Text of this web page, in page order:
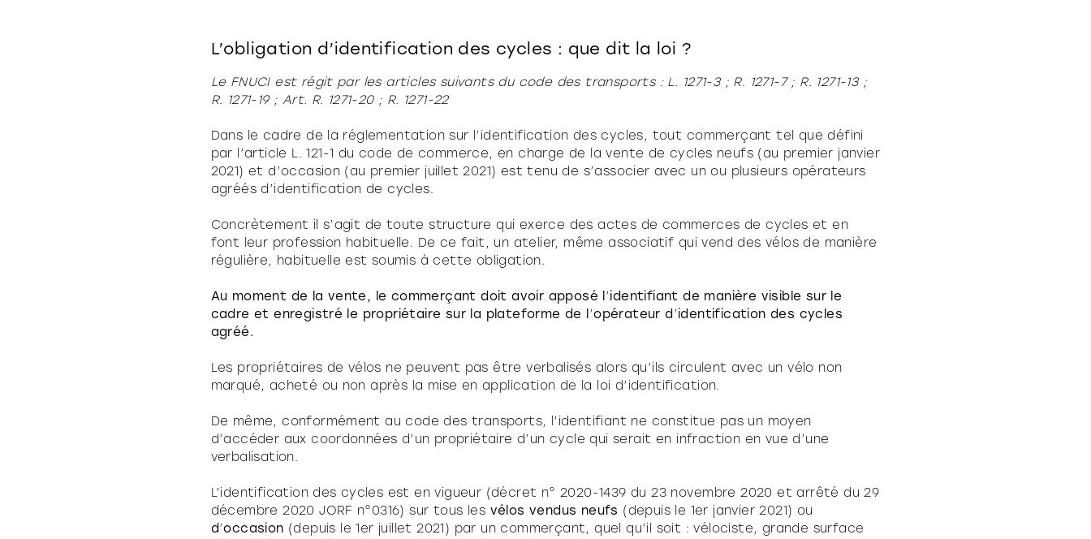
L’obligation d’identification des cycles : que dit la loi ?
Le FNUCI est régit par les articles suivants du code des transports : L. 1271-3 ; R. 1271-7 ; R. 1271-13 ;
R. 1271-19 ; Art. R. 1271-20 ; R. 1271-22
Dans le cadre de la réglementation sur l’identification des cycles, tout commerçant tel que défini
par l’article L. 121-1 du code de commerce, en charge de la vente de cycles neufs (au premier janvier
2021) et d’occasion (au premier juillet 2021) est tenu de s’associer avec un ou plusieurs opérateurs
agréés d’identification de cycles.
Concrètement il s’agit de toute structure qui exerce des actes de commerces de cycles et en
font leur profession habituelle. De ce fait, un atelier, même associatif qui vend des vélos de manière
régulière, habituelle est soumis à cette obligation.
Au moment de la vente, le commerçant doit avoir apposé l’ identifiant de manière visible sur le
cadre et enregistré le propriétaire sur la plateforme de l’opérateur d’ identification des cycles
agréé.
Les propriétaires de vélos ne peuvent pas être verbalisés alors qu’ils circulent avec un vélo non
marqué, acheté ou non après la mise en application de la loi d’identification.
De même, conformément au code des transports, l’identifiant ne constitue pas un moyen
d’accéder aux coordonnées d’un propriétaire d’un cycle qui serait en infraction en vue d’une
verbalisation.
L’identification des cycles est en vigueur (décret n° 2020-1439 du 23 novembre 2020 et arrêté du 29
décembre 2020 JORF n°0316) sur tous les vélos vendus neufs (depuis le 1er janvier 2021) ou
d’occasion (depuis le 1er juillet 2021) par un commerçant, quel qu’il soit : vélociste, grande surface